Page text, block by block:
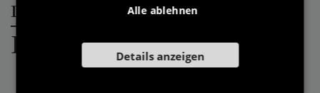
Die schönsten Dörfer Italiens in
Friuli Venezia Giulia
Alle ablehnen
Details anzeigen